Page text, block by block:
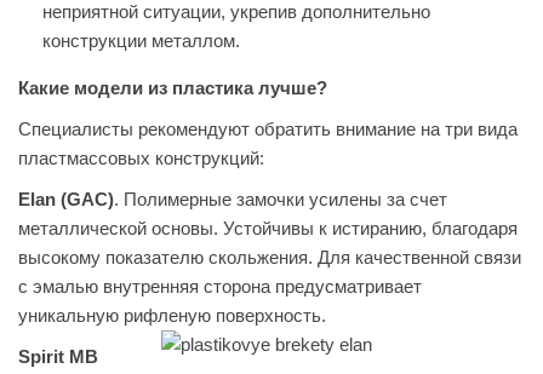
неприятной ситуации, укрепив дополнительно
конструкции металлом.
Какие модели из пластика лучше?
Специалисты рекомендуют обратить внимание на три вида
пластмассовых конструкций:
Elan (GAC). Полимерные замочки усилены за счет
металлической основы. Устойчивы к истиранию, благодаря
высокому показателю скольжения. Для качественной связи
с эмалью внутренняя сторона предусматривает
уникальную рифленую поверхность.
Spirit MB